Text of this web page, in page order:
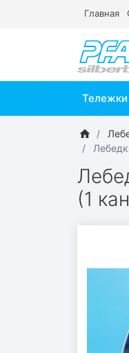
Главная
Тележки
(1